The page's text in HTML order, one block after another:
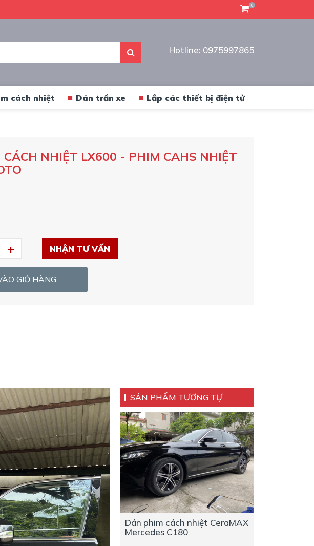
0
Hotline: 0975997865
cách nhiệt Dán trần xe Lắp các thiết bị điện tử
NHIỆT LX600 - PHIM CAHS NHIỆT
+ NHẬN TƯ VẤN
GIỎ HÀNG
SẢN PHẨM TƯƠNG TỰ
Dán phim cách nhiệt CeraMAX
Mercedes C180